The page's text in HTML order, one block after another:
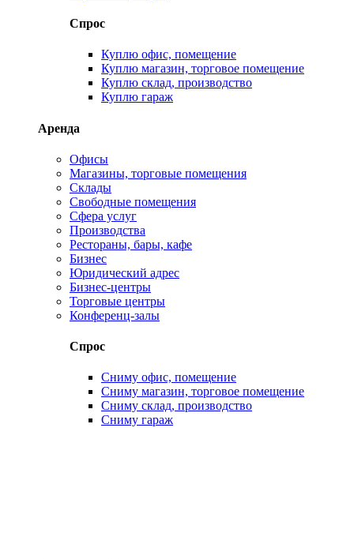
Спрос
Куплю офис, помещение
Куплю магазин, торговое помещение
Куплю склад, производство
Куплю гараж
Аренда
Офисы
Магазины, торговые помещения
Склады
Свободные помещения
Сфера услуг
Производства
Рестораны, бары, кафе
Бизнес
Юридический адрес
Бизнес-центры
Торговые центры
Конференц-залы
Спрос
Сниму офис, помещение
Сниму магазин, торговое помещение
Сниму склад, производство
Сниму гараж